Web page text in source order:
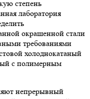
степень
лаборатория
окрашенной стали
требованиями
холоднокатаный
с полимерным
непрерывный